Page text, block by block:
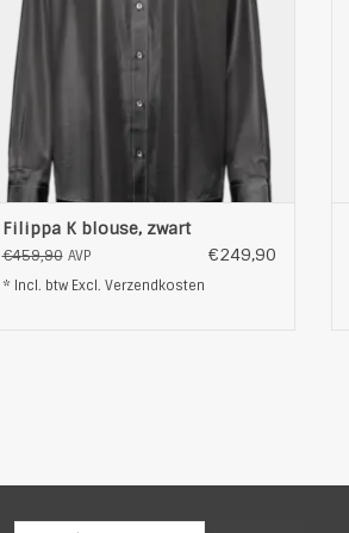
manchetten hebben dubbele plooien en
twee knopen. De rugpas heeft twee
plooien
Filippa K blouse, zwart
€459,90 AVP €249,90
* Incl. btw Excl. Verzendkosten